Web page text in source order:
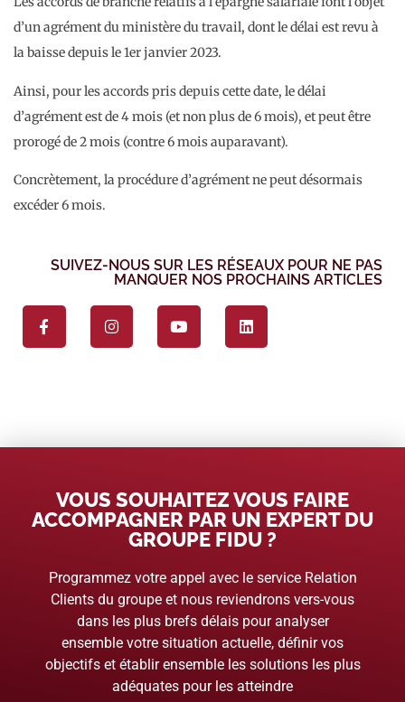
d’un agrément du ministère du travail, dont le délai est revu à
la baisse depuis le 1er janvier 2023.
Ainsi, pour les accords pris depuis cette date, le délai
d’agrément est de 4 mois (et non plus de 6 mois), et peut être
prorogé de 2 mois (contre 6 mois auparavant).
Concrètement, la procédure d’agrément ne peut désormais
excéder 6 mois.
SUIVEZ-NOUS SUR LES RÉSEAUX POUR NE PAS
MANQUER NOS PROCHAINS ARTICLES
VOUS SOUHAITEZ VOUS FAIRE
ACCOMPAGNER PAR UN EXPERT DU
GROUPE FIDU ?
Programmez votre appel avec le service Relation
Clients du groupe et nous reviendrons vers-vous
dans les plus brefs délais pour analyser
ensemble votre situation actuelle, définir vos
objectifs et établir ensemble les solutions les plus
adéquates pour les atteindre